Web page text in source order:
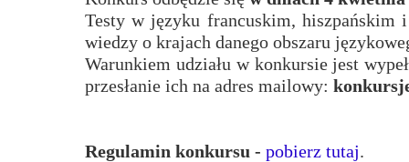
Testy w języku francuskim, hiszpańskim
wiedzy o krajach danego obszaru
Warunkiem udziału w konkursie jest
przesłanie ich na adres mailowy:
Regulamin konkursu - pobierz tutaj.
Przerwy szkolne